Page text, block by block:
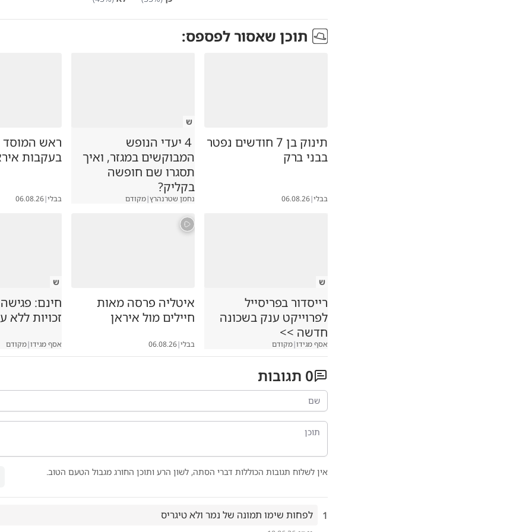
תוכן שאסור לפספס:
תינוק בן 7 חודשים נפטר
בבני ברק
בבלי|
06.08.26
ש
4 יעדי הנופש
המבוקשים במגזר, ואיך
תסגרו שם חופשה
בקליק?
נחמן שטרנהרץ|מקודם
ראש המוסד
בעקבות
בבלי|
06.08.26
ש
רייסדור בפריסייל
לפרוייקט ענק בשכונה
חדשה >>
אסף מגידו|מקודם
איטליה פרסה מאות
חיילים מול איראן
בבלי|
06.08.26
ש
חינם:
זכויות ללא
אסף מגידו|מקודם
0 תגובות
אין לשלוח תגובות הכוללות דברי הסתה, לשון הרע ותוכן החורג מגבול הטעם הטוב.
1 לפחות שימו תמונה של נמר ולא טיגריס